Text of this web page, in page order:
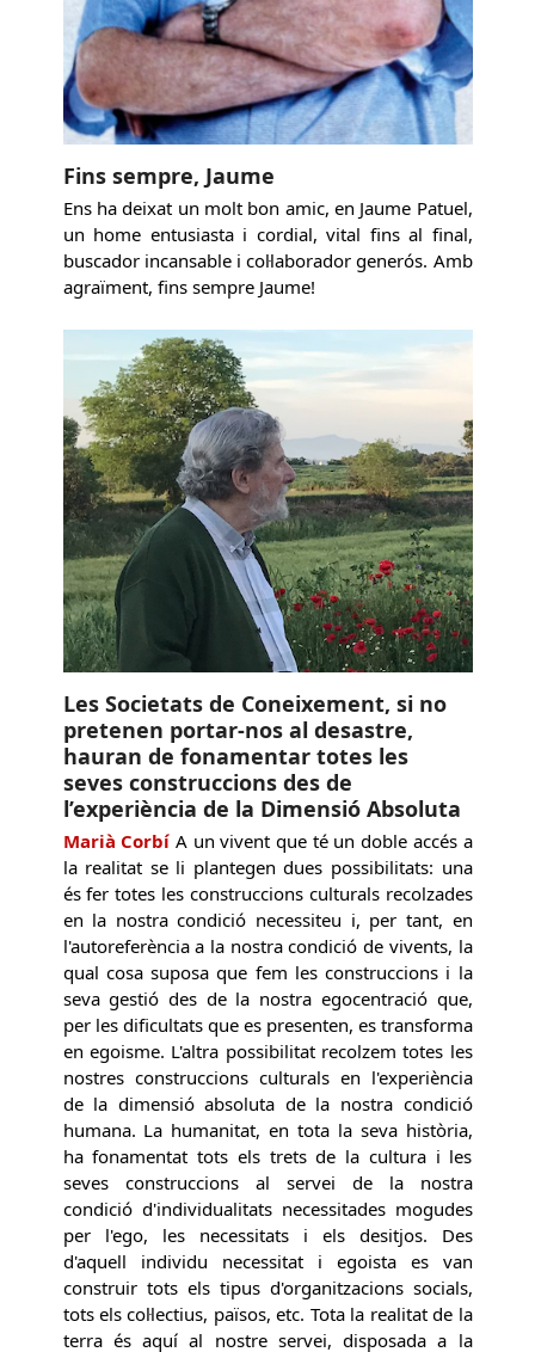
Fins sempre, Jaume
Ens ha deixat un molt bon amic, en Jaume Patuel,
un home entusiasta i cordial, vital fins al final,
buscador incansable i col·laborador generós. Amb
agraïment, fins sempre Jaume!
Les Societats de Coneixement, si no
pretenen portar-nos al desastre,
hauran de fonamentar totes les
seves construccions des de
l’experiència de la Dimensió Absoluta
Marià Corbí A un vivent que té un doble accés a
la realitat se li plantegen dues possibilitats: una
és fer totes les construccions culturals recolzades
en la nostra condició necessiteu i, per tant, en
l'autoreferència a la nostra condició de vivents, la
qual cosa suposa que fem les construccions i la
seva gestió des de la nostra egocentració que,
per les dificultats que es presenten, es transforma
en egoisme. L'altra possibilitat recolzem totes les
nostres construccions culturals en l'experiència
de la dimensió absoluta de la nostra condició
humana. La humanitat, en tota la seva història,
ha fonamentat tots els trets de la cultura i les
seves construccions al servei de la nostra
condició d'individualitats necessitades mogudes
per l'ego, les necessitats i els desitjos. Des
d'aquell individu necessitat i egoista es van
construir tots els tipus d'organitzacions socials,
tots els col·lectius, països, etc. Tota la realitat de la
terra és aquí al nostre servei, disposada a la